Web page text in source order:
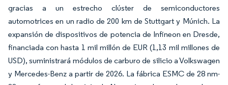
gracias a un estrecho clúster de semiconductores
automotrices en un radio de 200 km de Stuttgart y Múnich. La
expansión de dispositivos de potencia de Infineon en Dresde,
financiada con hasta 1 mil millón de EUR (1,13 mil millones de
USD), suministrará módulos de carburo de silicio a Volkswagen
y Mercedes-Benz a partir de 2026. La fábrica ESMC de 28 nm-